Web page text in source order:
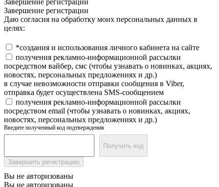
Завершение регистрации
Завершение регистрации
Даю согласия на обработку моих персональных данных в
целях:
*создания и использования личного кабинета на сайте
получения рекламно-информационной рассылки
посредством вайбер, смс (чтобы узнавать о новинках, акциях,
новостях, персональных предложениях и др.)
в случае невозможности отправки сообщения в Viber,
отправка будет осуществлена SMS-сообщением
получения рекламно-информационной рассылки
посредством email (чтобы узнавать о новинках, акциях,
новостях, персональных предложениях и др.)
Введите полученный код подтверждения
Получить код
Завершить регистрацию
Вы не авторизованы
Вы не авторизованы